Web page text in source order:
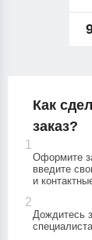
Как
заказ?
1
Оформите
введите
и
2
Дождитесь
специалиста